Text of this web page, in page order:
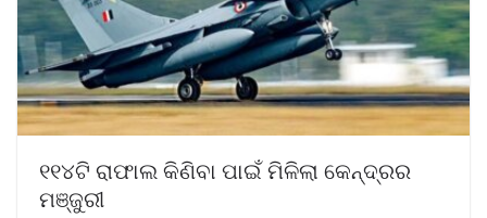
୧୧୪ଟି ରାଫାଲ କିଣିବା ପାଇଁ ମିଳିଲା କେନ୍ଦ୍ରର
ମଞ୍ଜୁରୀ